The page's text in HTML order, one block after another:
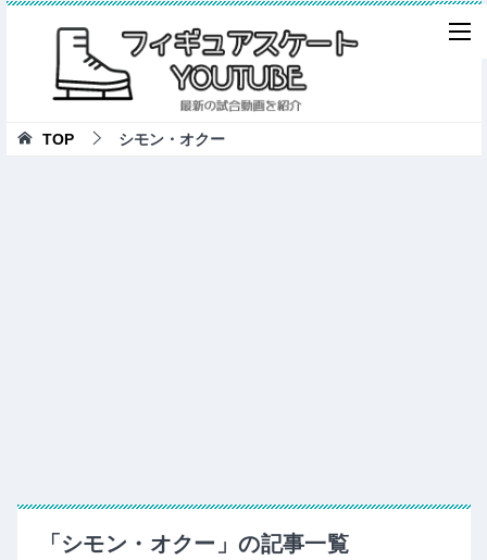
TOP シモン・オクー
「シモン・オクー」の記事一覧